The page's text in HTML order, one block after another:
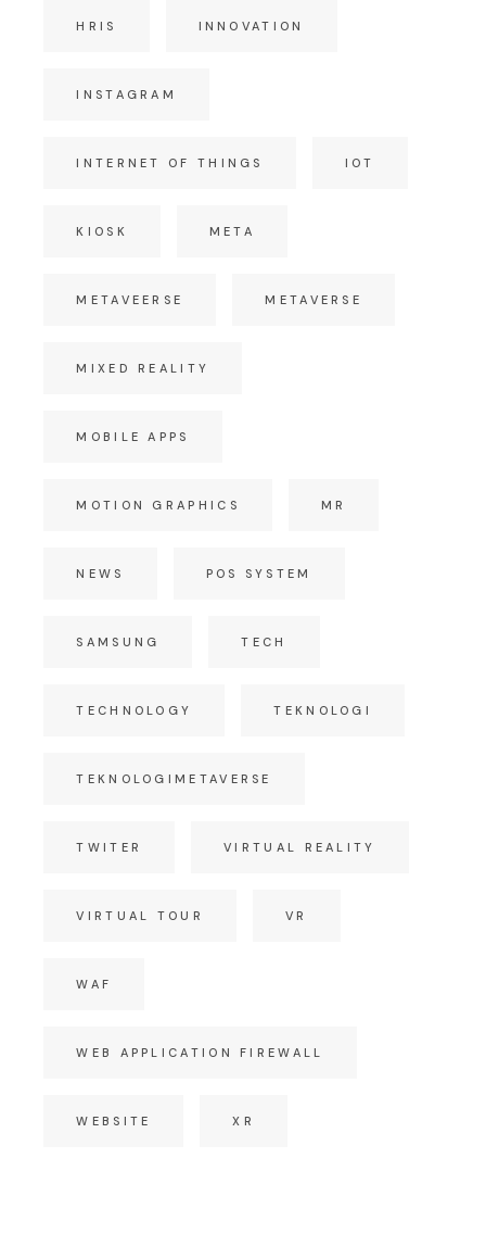
HRIS INNOVATION
INSTAGRAM
INTERNET OF THINGS IOT
KIOSK META
METAVEERSE METAVERSE
MIXED REALITY
MOBILE APPS
MOTION GRAPHICS MR
NEWS POS SYSTEM
SAMSUNG TECH
TECHNOLOGY TEKNOLOGI
TEKNOLOGIMETAVERSE
TWITER VIRTUAL REALITY
VIRTUAL TOUR VR
WAF
WEB APPLICATION FIREWALL
WEBSITE XR